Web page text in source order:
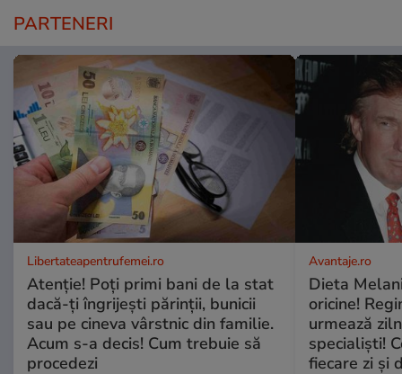
PARTENERI
Libertateapentrufemei.ro
Atenție! Poți primi bani de la stat
dacă-ți îngrijești părinții, bunicii
sau pe cineva vârstnic din familie.
Acum s-a decis! Cum trebuie să
procedezi
Avantaje.ro
Dieta
oricine!
urmează
specialiști!
fiecare zi și